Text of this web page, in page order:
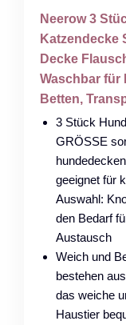
Neerow 3
Katzendecke
Decke
Waschbar für
Betten,
3 Stück
GRÖSSE
geeignet für
Auswahl:
den Bedarf
Austausch
Weich und
bestehen
das weiche
Haustier